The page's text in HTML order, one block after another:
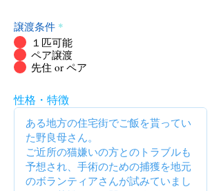
譲渡条件 *
１匹可能
ペア譲渡
先住 or ペア
性格・特徴